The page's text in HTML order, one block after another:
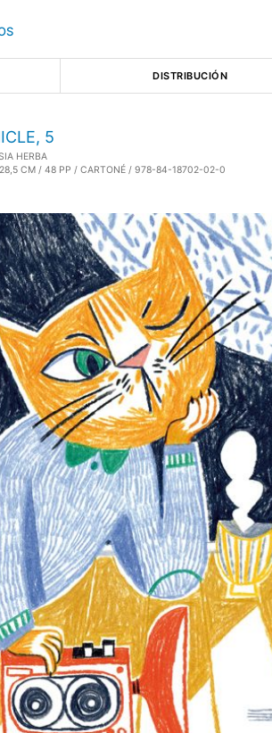
DISTRIBUCIÓN
5
HERBA
CM / 48 PP / CARTONÉ / 978-84-18702-02-0